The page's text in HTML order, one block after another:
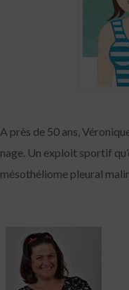
A près de 50 ans,
nage. Un exploit sportif
mésothéliome pleural